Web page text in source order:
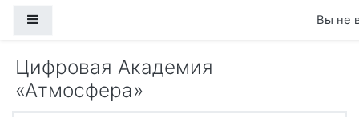
Вы не
Цифровая Академия
«Атмосфера»